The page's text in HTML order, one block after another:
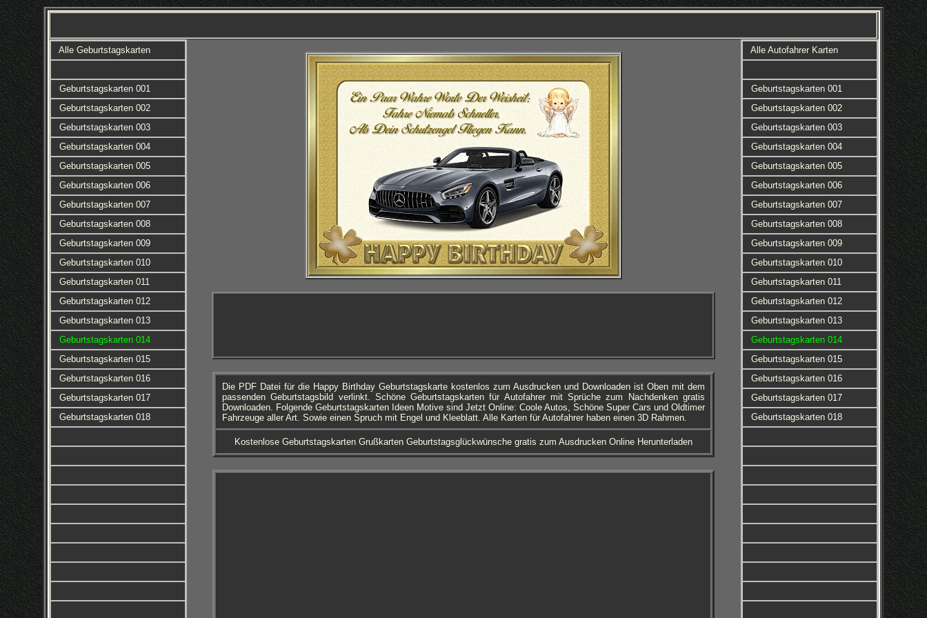
Alle Geburtstagskarten
Geburtstagskarten 001
Geburtstagskarten 002
Geburtstagskarten 003
Geburtstagskarten 004
Geburtstagskarten 005
Geburtstagskarten 006
Geburtstagskarten 007
Geburtstagskarten 008
Geburtstagskarten 009
Geburtstagskarten 010
Geburtstagskarten 011
Geburtstagskarten 012
Geburtstagskarten 013
Geburtstagskarten 014
Geburtstagskarten 015
Geburtstagskarten 016
Geburtstagskarten 017
Geburtstagskarten 018
Die PDF Datei für die Happy Birthday Geburtstagskarte kostenlos zum Ausdrucken und Downloaden ist Oben mit dem
passenden Geburtstagsbild verlinkt. Schöne Geburtstagskarten für Autofahrer mit Sprüche zum Nachdenken gratis
Downloaden. Folgende Geburtstagskarten Ideen Motive sind Jetzt Online: Coole Autos, Schöne Super Cars und Oldtimer
Fahrzeuge aller Art. Sowie einen Spruch mit Engel und Kleeblatt. Alle Karten für Autofahrer haben einen 3D Rahmen.
Kostenlose Geburtstagskarten Grußkarten Geburtstagsglückwünsche gratis zum Ausdrucken Online Herunterladen
Alle Autofahrer Karten
Geburtstagskarten 001
Geburtstagskarten 002
Geburtstagskarten 003
Geburtstagskarten 004
Geburtstagskarten 005
Geburtstagskarten 006
Geburtstagskarten 007
Geburtstagskarten 008
Geburtstagskarten 009
Geburtstagskarten 010
Geburtstagskarten 011
Geburtstagskarten 012
Geburtstagskarten 013
Geburtstagskarten 014
Geburtstagskarten 015
Geburtstagskarten 016
Geburtstagskarten 017
Geburtstagskarten 018